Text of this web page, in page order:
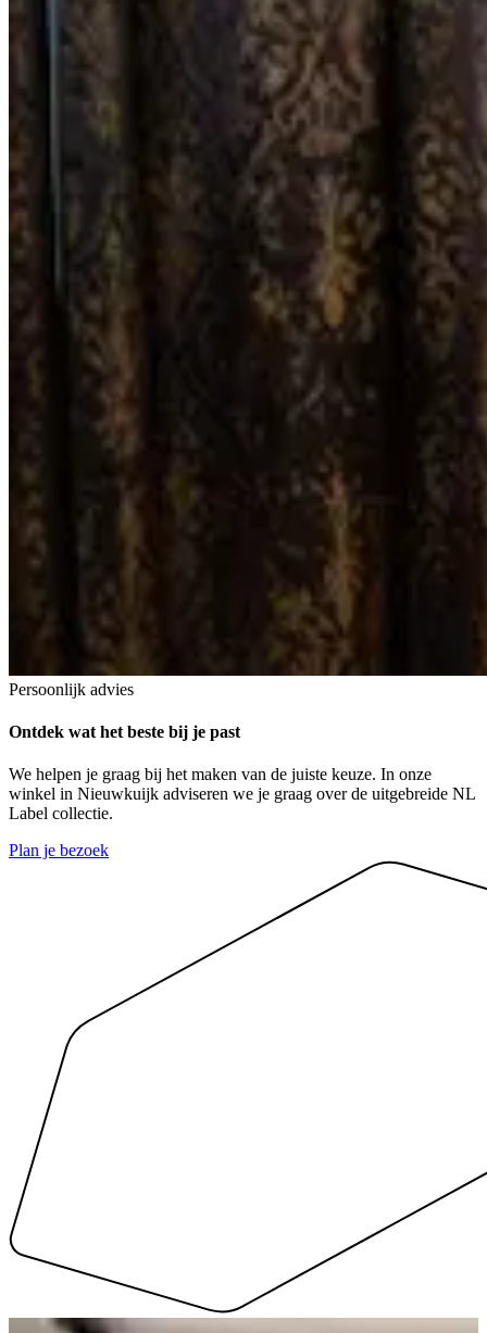
Persoonlijk advies
Ontdek wat het beste bij je past
We helpen je graag bij het maken van de juiste keuze. In onze
winkel in Nieuwkuijk adviseren we je graag over de uitgebreide NL
Label collectie.
Plan je bezoek